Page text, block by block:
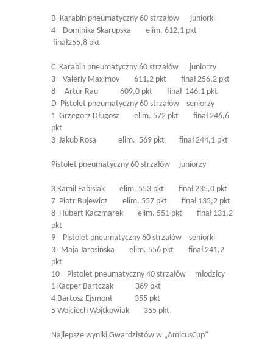
B Karabin pneumatyczny 60 strzałów juniorki
4 Dominika Skarupska elim. 612,1 pkt
finał255,8 pkt
C Karabin pneumatyczny 60 strzałów juniorzy
3 Valeriy Maximov 611,2 pkt finał 256,2 pkt
8 Artur Rau 609,0 pkt finał 146,1 pkt
D Pistolet pneumatyczny 60 strzałów seniorzy
1 Grzegorz Długosz elim. 572 pkt finał 246,6
pkt
3 Jakub Rosa elim. 569 pkt finał 244,1 pkt
Pistolet pneumatyczny 60 strzałów juniorzy
3 Kamil Fabisiak elim. 553 pkt finał 235,0 pkt
7 Piotr Bujewicz elim. 557 pkt finał 135,2 pkt
8 Hubert Kaczmarek elim. 551 pkt finał 131,2
pkt
9 Pistolet pneumatyczny 60 strzałów seniorki
3 Maja Jarosińska elim. 556 pkt finał 241,2
pkt
10 Pistolet pneumatyczny 40 strzałów młodzicy
1 Kacper Bartczak 369 pkt
4 Bartosz Ejsmont 355 pkt
5 Wojciech Wojtkowiak 355 pkt
Najlepsze wyniki Gwardzistów w „AmicusCup”